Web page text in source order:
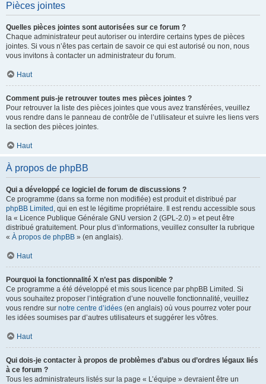
Pièces jointes
Quelles pièces jointes sont autorisées sur ce forum ?
Chaque administrateur peut autoriser ou interdire certains types de pièces
jointes. Si vous n’êtes pas certain de savoir ce qui est autorisé ou non, nous
vous invitons à contacter un administrateur du forum.
Haut
Comment puis-je retrouver toutes mes pièces jointes ?
Pour retrouver la liste des pièces jointes que vous avez transférées, veuillez
vous rendre dans le panneau de contrôle de l’utilisateur et suivre les liens vers
la section des pièces jointes.
Haut
À propos de phpBB
Qui a développé ce logiciel de forum de discussions ?
Ce programme (dans sa forme non modifiée) est produit et distribué par
phpBB Limited , qui en est le légitime propriétaire. Il est rendu accessible sous
la « Licence Publique Générale GNU version 2 (GPL-2.0) » et peut être
distribué gratuitement. Pour plus d’informations, veuillez consulter la rubrique
« À propos de phpBB » (en anglais).
Haut
Pourquoi la fonctionnalité X n’est pas disponible ?
Ce programme a été développé et mis sous licence par phpBB Limited. Si
vous souhaitez proposer l’intégration d’une nouvelle fonctionnalité, veuillez
vous rendre sur notre centre d’idées (en anglais) où vous pourrez voter pour
les idées soumises par d’autres utilisateurs et suggérer les vôtres.
Haut
Qui dois-je contacter à propos de problèmes d’abus ou d’ordres légaux liés
à ce forum ?
Tous les administrateurs listés sur la page « L’équipe » devraient être un